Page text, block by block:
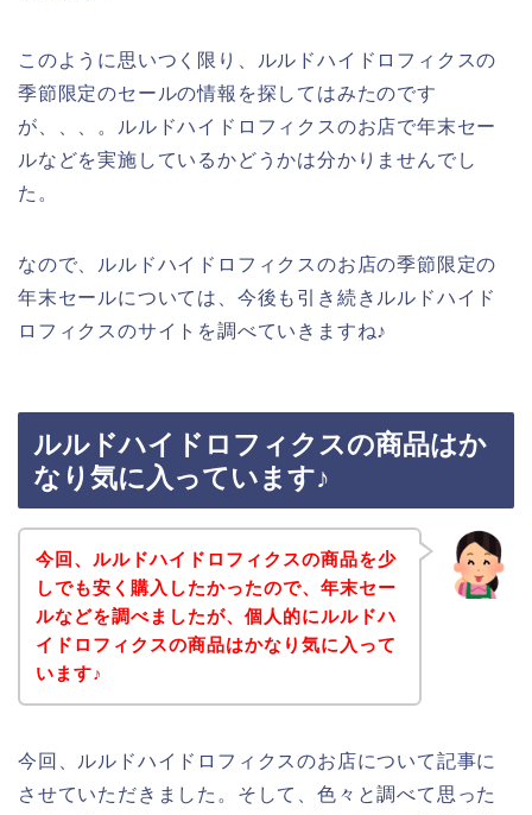
このように思いつく限り、ルルドハイドロフィクスの
季節限定のセールの情報を探してはみたのです
が、、、。ルルドハイドロフィクスのお店で年末セー
ルなどを実施しているかどうかは分かりませんでし
た。
なので、ルルドハイドロフィクスのお店の季節限定の
年末セールについては、今後も引き続きルルドハイド
ロフィクスのサイトを調べていきますね♪
ルルドハイドロフィクスの商品はか
なり気に入っています♪
今回、ルルドハイドロフィクスの商品を少
しでも安く購入したかったので、年末セー
ルなどを調べましたが、個人的にルルドハ
イドロフィクスの商品はかなり気に入って
います♪
今回、ルルドハイドロフィクスのお店について記事に
させていただきました。そして、色々と調べて思った